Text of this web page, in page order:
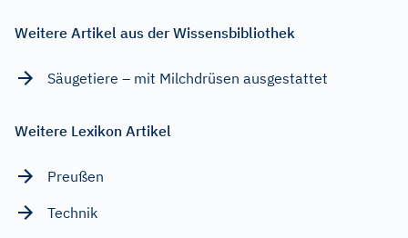
Weitere Artikel aus der Wissensbibliothek
Säugetiere – mit Milchdrüsen ausgestattet
Weitere Lexikon Artikel
Preußen
Technik